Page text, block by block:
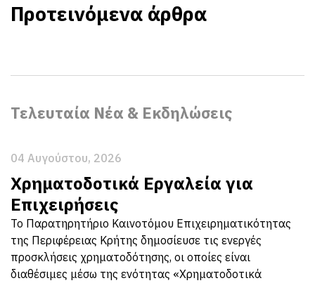
Προτεινόμενα άρθρα
Τελευταία Νέα & Εκδηλώσεις
04 Αυγούστου, 2026
Χρηματοδοτικά Εργαλεία για
Επιχειρήσεις
Το Παρατηρητήριο Καινοτόμου Επιχειρηματικότητας
της Περιφέρειας Κρήτης δημοσίευσε τις ενεργές
προσκλήσεις χρηματοδότησης, οι οποίες είναι
διαθέσιμες μέσω της ενότητας «Χρηματοδοτικά